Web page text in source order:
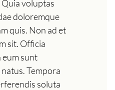
voluptas
doloremque
quis. Non ad et
sit. Officia
sunt
Tempora
soluta